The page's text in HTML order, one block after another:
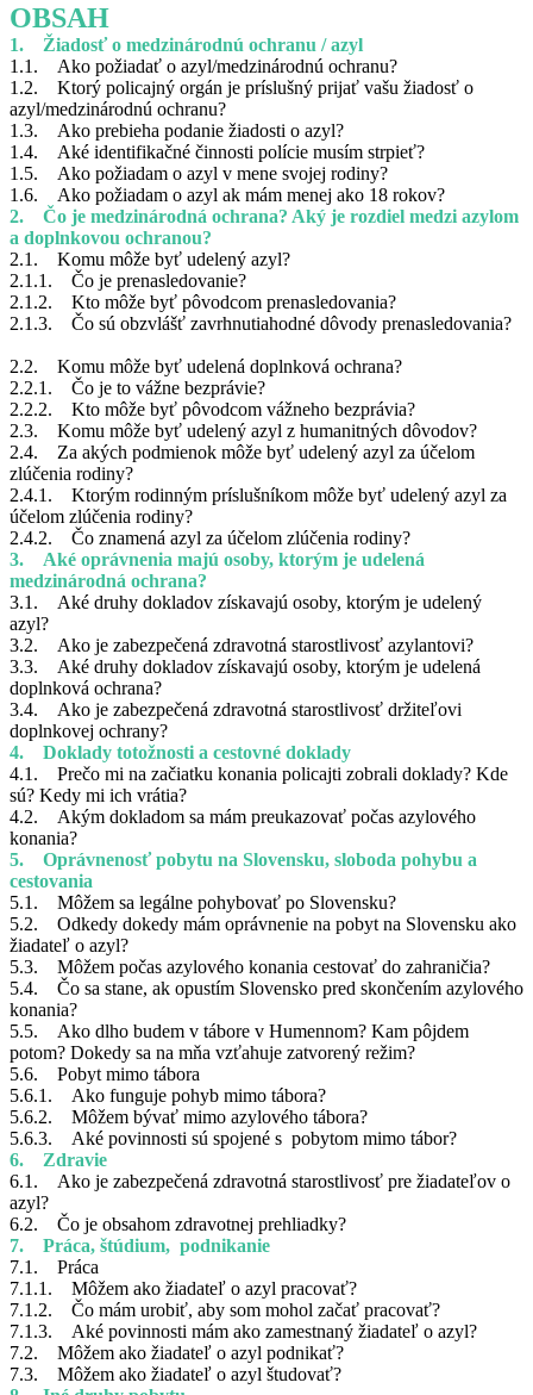
OBSAH
1. Žiadosť o medzinárodnú ochranu / azyl
1.1. Ako požiadať o azyl/medzinárodnú ochranu?
1.2. Ktorý policajný orgán je príslušný prijať vašu žiadosť o
azyl/medzinárodnú ochranu?
1.3. Ako prebieha podanie žiadosti o azyl?
1.4. Aké identifikačné činnosti polície musím strpieť?
1.5. Ako požiadam o azyl v mene svojej rodiny?
1.6. Ako požiadam o azyl ak mám menej ako 18 rokov?
2. Čo je medzinárodná ochrana? Aký je rozdiel medzi azylom
a doplnkovou ochranou?
2.1. Komu môže byť udelený azyl?
2.1.1. Čo je prenasledovanie?
2.1.2. Kto môže byť pôvodcom prenasledovania?
2.1.3. Čo sú obzvlášť zavrhnutiahodné dôvody prenasledovania?
2.2. Komu môže byť udelená doplnková ochrana?
2.2.1. Čo je to vážne bezprávie?
2.2.2. Kto môže byť pôvodcom vážneho bezprávia?
2.3. Komu môže byť udelený azyl z humanitných dôvodov?
2.4. Za akých podmienok môže byť udelený azyl za účelom
zlúčenia rodiny?
2.4.1. Ktorým rodinným príslušníkom môže byť udelený azyl za
účelom zlúčenia rodiny?
2.4.2. Čo znamená azyl za účelom zlúčenia rodiny?
3. Aké oprávnenia majú osoby, ktorým je udelená
medzinárodná ochrana?
3.1. Aké druhy dokladov získavajú osoby, ktorým je udelený
azyl?
3.2. Ako je zabezpečená zdravotná starostlivosť azylantovi?
3.3. Aké druhy dokladov získavajú osoby, ktorým je udelená
doplnková ochrana?
3.4. Ako je zabezpečená zdravotná starostlivosť držiteľovi
doplnkovej ochrany?
4. Doklady totožnosti a cestovné doklady
4.1. Prečo mi na začiatku konania policajti zobrali doklady? Kde
sú? Kedy mi ich vrátia?
4.2. Akým dokladom sa mám preukazovať počas azylového
konania?
5. Oprávnenosť pobytu na Slovensku, sloboda pohybu a
cestovania
5.1. Môžem sa legálne pohybovať po Slovensku?
5.2. Odkedy dokedy mám oprávnenie na pobyt na Slovensku ako
žiadateľ o azyl?
5.3. Môžem počas azylového konania cestovať do zahraničia?
5.4. Čo sa stane, ak opustím Slovensko pred skončením azylového
konania?
5.5. Ako dlho budem v tábore v Humennom? Kam pôjdem
potom? Dokedy sa na mňa vzťahuje zatvorený režim?
5.6. Pobyt mimo tábora
5.6.1. Ako funguje pohyb mimo tábora?
5.6.2. Môžem bývať mimo azylového tábora?
5.6.3. Aké povinnosti sú spojené s pobytom mimo tábor?
6. Zdravie
6.1. Ako je zabezpečená zdravotná starostlivosť pre žiadateľov o
azyl?
6.2. Čo je obsahom zdravotnej prehliadky?
7. Práca, štúdium, podnikanie
7.1. Práca
7.1.1. Môžem ako žiadateľ o azyl pracovať?
7.1.2. Čo mám urobiť, aby som mohol začať pracovať?
7.1.3. Aké povinnosti mám ako zamestnaný žiadateľ o azyl?
7.2. Môžem ako žiadateľ o azyl podnikať?
7.3. Môžem ako žiadateľ o azyl študovať?